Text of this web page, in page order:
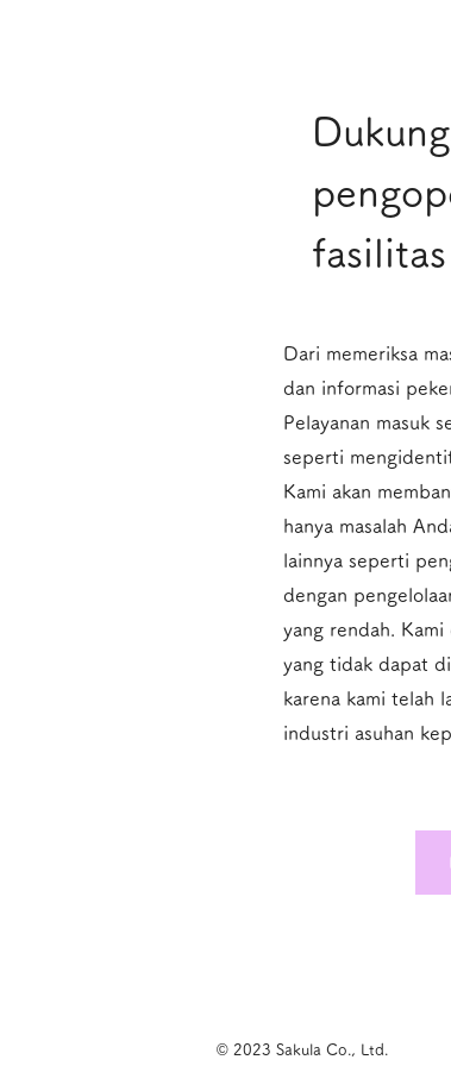
fasilitas
Dari memeriksa
dan informasi
Pelayanan masuk
seperti
Kami akan
hanya masalah
lainnya seperti
dengan
yang rendah.
yang tidak dapat
karena kami telah
industri asuhan
© 2023 Sakula Co., Ltd.